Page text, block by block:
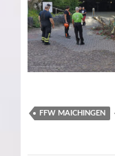
FFW MAICHINGEN